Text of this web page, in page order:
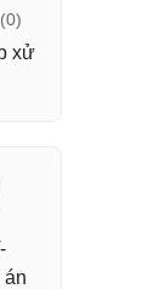
(0)
xử
án